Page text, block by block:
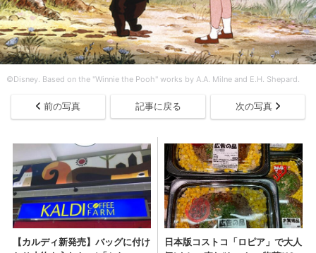
©Disney. Based on the "Winnie the Pooh" works by A.A. Milne and E.H. Shepard.
前の写真 記事に戻る 次の写真